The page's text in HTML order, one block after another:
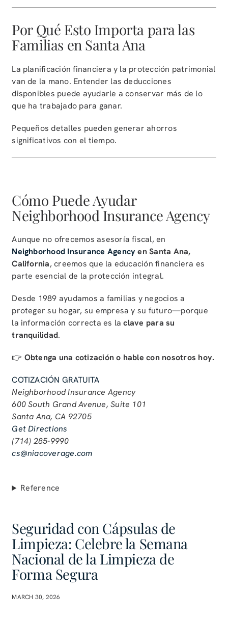
Por Qué Esto Importa para las
Familias en Santa Ana
La planificación financiera y la protección patrimonial
van de la mano. Entender las deducciones
disponibles puede ayudarle a conservar más de lo
que ha trabajado para ganar.
Pequeños detalles pueden generar ahorros
significativos con el tiempo.
Cómo Puede Ayudar
Neighborhood Insurance Agency
Aunque no ofrecemos asesoría fiscal, en
Neighborhood Insurance Agencyen Santa Ana,
California, creemos que la educación financiera es
parte esencial de la protección integral.
Desde 1989 ayudamos a familias y negocios a
proteger su hogar, su empresa y su futuro—porque
la información correcta es laclave para su
tranquilidad.
👉 Obtenga una cotización o hable con nosotros hoy.
COTIZACIÓN GRATUITA
Neighborhood Insurance Agency
600 South Grand Avenue, Suite 101
Santa Ana, CA 92705
Get Directions
(714) 285-9990
cs@niacoverage.com
Reference
Seguridad con Cápsulas de
Limpieza: Celebre la Semana
Nacional de la Limpieza de
Forma Segura
MARCH 30, 2026